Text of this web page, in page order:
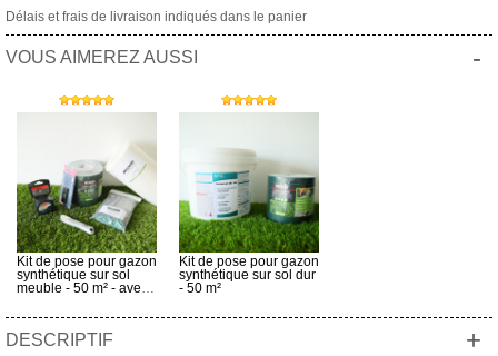
Délais et frais de livraison indiqués dans le panier
VOUS AIMEREZ AUSSI -
Kit de pose pour gazon
synthétique sur sol
meuble - 50 m² - avec
Kit de pose pour gazon
synthétique sur sol dur
- 50 m²
DESCRIPTIF +